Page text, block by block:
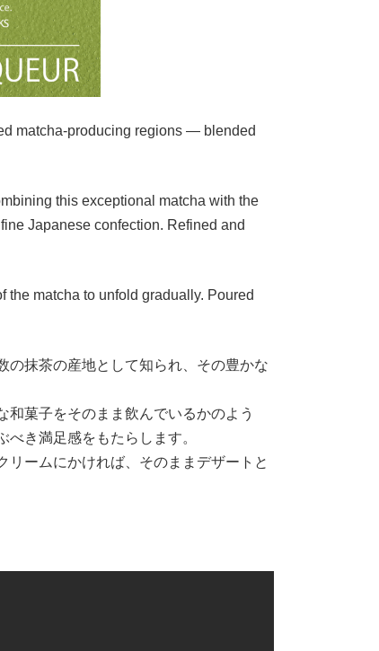
matcha-producing regions — blended
this exceptional matcha with the
Japanese confection. Refined and
matcha to unfold gradually. Poured
の抹茶の産地として知られ、その豊かな
菓子をそのまま飲んでいるかのよう
き満足感をもたらします。
ームにかければ、そのままデザートと